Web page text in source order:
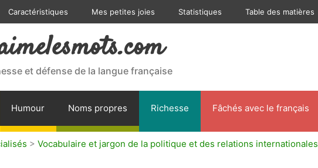
Caractéristiques Mes petites joies Statistiques Table des matières
et défense de la langue française
Humour Noms propres Richesse Fâchés avec le français
> Vocabulaire et jargon de la politique et des relations internationales